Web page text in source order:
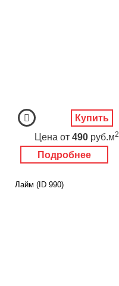
Подробнее
Цена от 490 руб.м2
Купить
Лайм (ID 990)